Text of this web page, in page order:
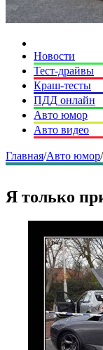
Новости
Тест-драйвы
Краш-тесты
ПДД онлайн
Авто юмор
Авто видео
Главная/Авто юмор/
Я только